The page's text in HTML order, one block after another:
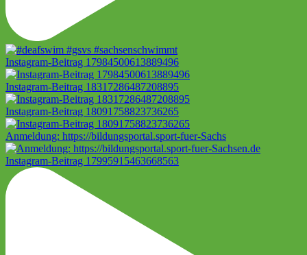
Instagram-Beitrag 17984500613889496
Instagram-Beitrag 18317286487208895
Instagram-Beitrag 18091758823736265
Anmeldung: https://bildungsportal.sport-fuer-Sachs
Instagram-Beitrag 17995915463668563